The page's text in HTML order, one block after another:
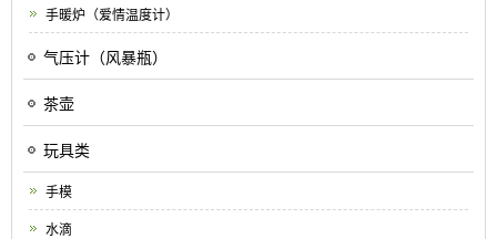
手暖炉（爱情温度计）
气压计（风暴瓶）
茶壶
玩具类
手模
水滴